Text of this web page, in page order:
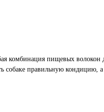
комбинация пищевых
правильную кондицию, а